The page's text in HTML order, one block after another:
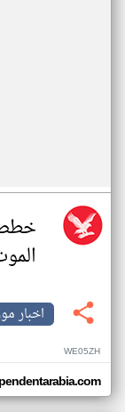
خطط
اخبار
WE05ZH